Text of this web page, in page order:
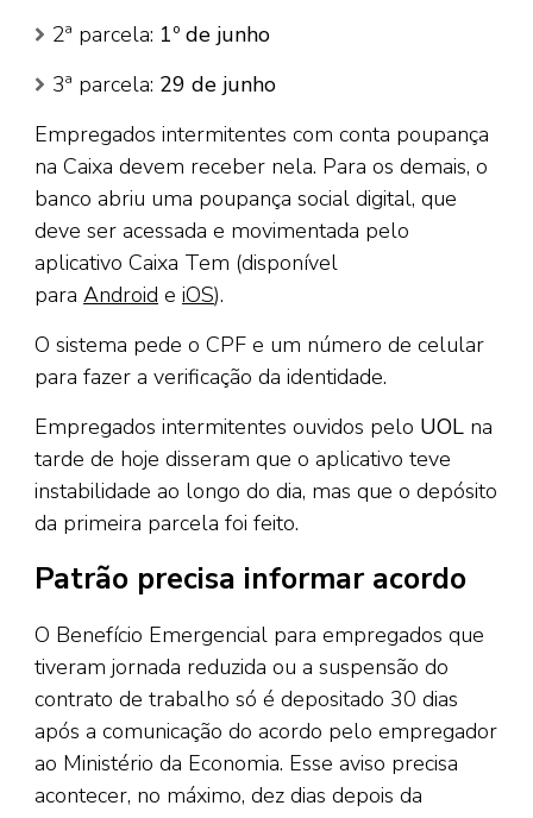
2ª parcela: 1º de junho
3ª parcela: 29 de junho
Empregados intermitentes com conta poupança
na Caixa devem receber nela. Para os demais, o
banco abriu uma poupança social digital, que
deve ser acessada e movimentada pelo
aplicativo Caixa Tem (disponível
para Android e iOS).
O sistema pede o CPF e um número de celular
para fazer a verificação da identidade.
Empregados intermitentes ouvidos pelo UOL na
tarde de hoje disseram que o aplicativo teve
instabilidade ao longo do dia, mas que o depósito
da primeira parcela foi feito.
Patrão precisa informar acordo
O Benefício Emergencial para empregados que
tiveram jornada reduzida ou a suspensão do
contrato de trabalho só é depositado 30 dias
após a comunicação do acordo pelo empregador
ao Ministério da Economia. Esse aviso precisa
acontecer, no máximo, dez dias depois da